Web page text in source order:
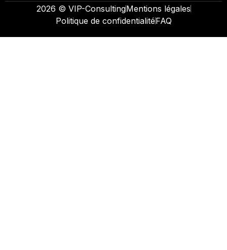
2026 © VIP-ConsultingMentions légales
Politique de confidentialitéFAQ